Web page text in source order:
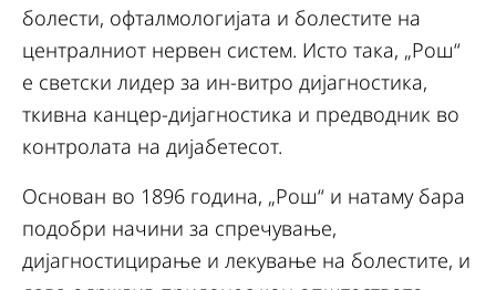
болести, офталмологијата и болестите на
централниот нервен систем. Исто така, „Рош“
е светски лидер за ин-витро дијагностика,
ткивна канцер-дијагностика и предводник во
контролата на дијабетесот.
Основан во 1896 година, „Рош“ и натаму бара
подобри начини за спречување,
дијагностицирање и лекување на болестите, и